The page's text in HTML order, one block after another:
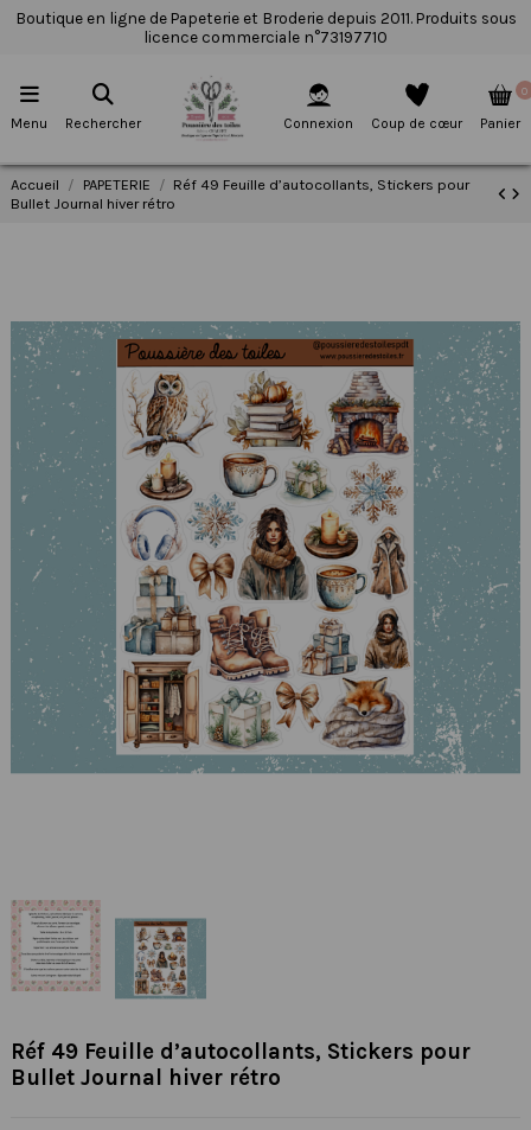
Boutique en ligne de Papeterie et Broderie depuis 2011. Produits sous
licence commerciale n°73197710
Menu Rechercher Connexion Coup de cœur
0
Panier
Accueil PAPETERIE
Réf 49 Feuille d’autocollants, Stickers pour
Bullet Journal hiver rétro
Réf 49 Feuille d’autocollants, Stickers pour
Bullet Journal hiver rétro